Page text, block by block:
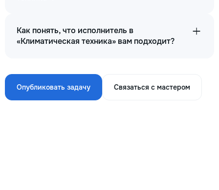
Как понять, что исполнитель в
«Климатическая техника» вам подходит?
Опубликовать задачу Связаться с мастером